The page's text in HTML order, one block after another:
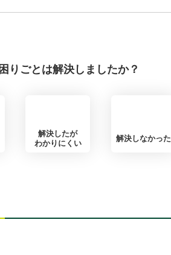
りごとは解決しましたか？
解決したが
わかりにくい
解決しなかった